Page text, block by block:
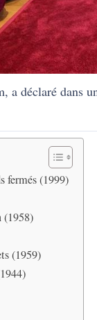
a déclaré dans
fermés (1999)
(1958)
(1959)